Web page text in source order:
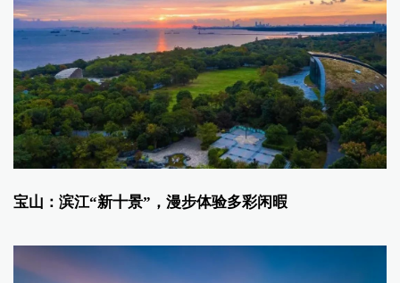
宝山：滨江“新十景”，漫步体验多彩闲暇